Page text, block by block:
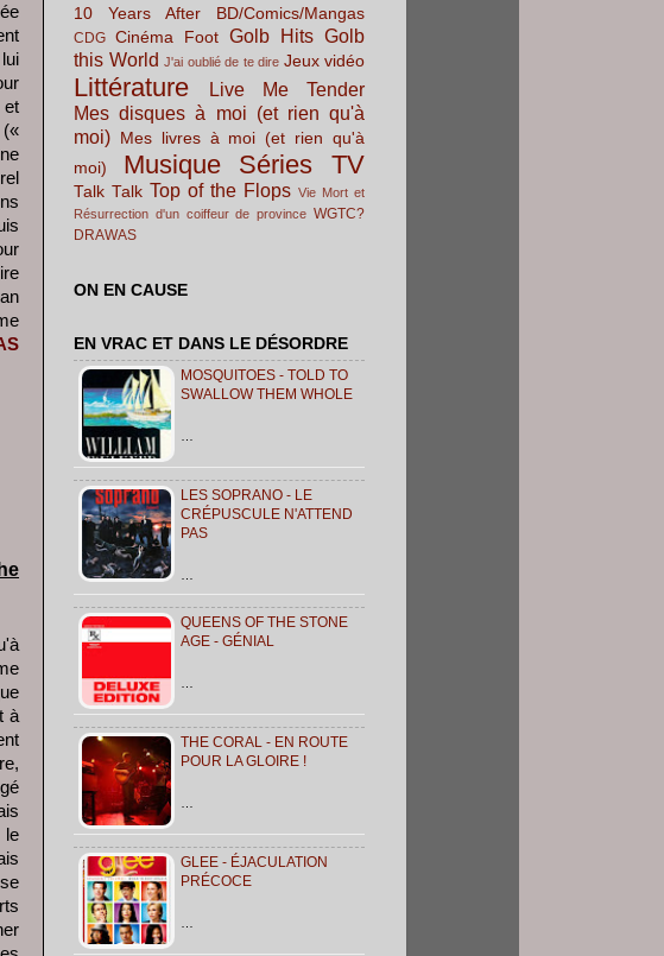
et
(«
à
le
10 Years After
BD/Comics/Mangas
CDG Cinéma Foot Golb Hits Golb
this World J'ai oublié de te dire Jeux vidéo
Littérature
Live Me Tender
Mes disques à moi (et rien qu'à
moi) Mes livres à moi (et rien qu'à
moi)
Musique Séries TV
Talk Talk Top of the Flops Vie Mort et
Résurrection d'un coiffeur de province WGTC?
DRAWAS
ON EN CAUSE
EN VRAC ET DANS LE DÉSORDRE
MOSQUITOES - TOLD TO
SWALLOW THEM WHOLE
LES SOPRANO - LE
CRÉPUSCULE N'ATTEND
PAS
QUEENS OF THE STONE
AGE - GÉNIAL
THE CORAL - EN ROUTE
POUR LA GLOIRE !
GLEE - ÉJACULATION
PRÉCOCE